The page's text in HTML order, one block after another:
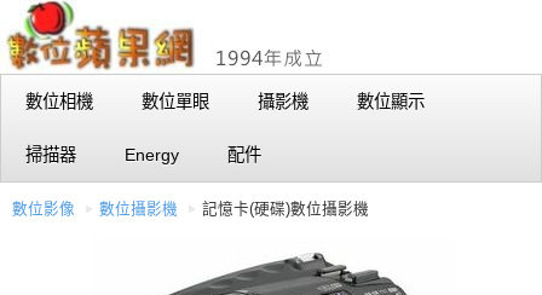
數位相機 數位單眼 攝影機 數位顯示
掃描器 Energy 配件
數位影像 數位攝影機 記憶卡(硬碟)數位攝影機